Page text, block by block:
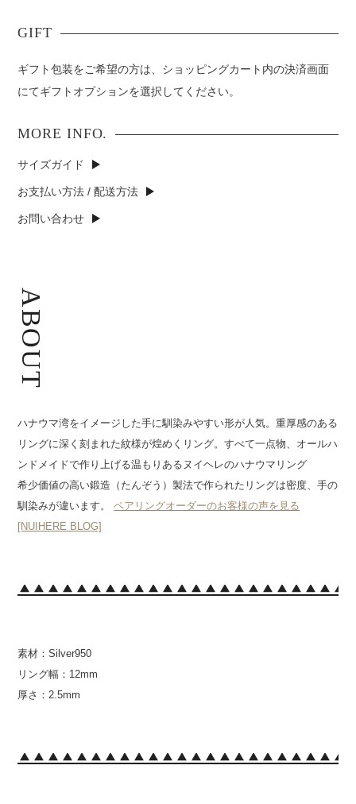
ギフト包装をご希望の方は、ショッピングカート内の決済画面
にてギフトオプションを選択してください。
サイズガイド
お支払い方法 / 配送方法
お問い合わせ
ABOUT
ハナウマ湾をイメージした手に馴染みやすい形が人気。重厚感のある
リングに深く刻まれた紋様が煌めくリング。すべて一点物、オールハ
ンドメイドで作り上げる温もりあるヌイヘレのハナウマリング
希少価値の高い鍛造（たんぞう）製法で作られたリングは密度、手の
馴染みが違います。ペアリングオーダーのお客様の声を見る
[NUIHERE BLOG]
素材：Silver950
リング幅：12mm
厚さ：2.5mm